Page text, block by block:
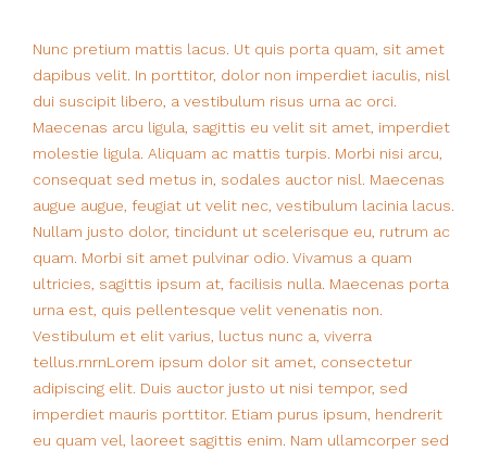
Nunc pretium mattis lacus. Ut quis porta quam, sit amet
dapibus velit. In porttitor, dolor non imperdiet iaculis, nisl
dui suscipit libero, a vestibulum risus urna ac orci.
Maecenas arcu ligula, sagittis eu velit sit amet, imperdiet
molestie ligula. Aliquam ac mattis turpis. Morbi nisi arcu,
consequat sed metus in, sodales auctor nisl. Maecenas
augue augue, feugiat ut velit nec, vestibulum lacinia lacus.
Nullam justo dolor, tincidunt ut scelerisque eu, rutrum ac
quam. Morbi sit amet pulvinar odio. Vivamus a quam
ultricies, sagittis ipsum at, facilisis nulla. Maecenas porta
urna est, quis pellentesque velit venenatis non.
Vestibulum et elit varius, luctus nunc a, viverra
tellus.rnrnLorem ipsum dolor sit amet, consectetur
adipiscing elit. Duis auctor justo ut nisi tempor, sed
imperdiet mauris porttitor. Etiam purus ipsum, hendrerit
eu quam vel, laoreet sagittis enim. Nam ullamcorper sed